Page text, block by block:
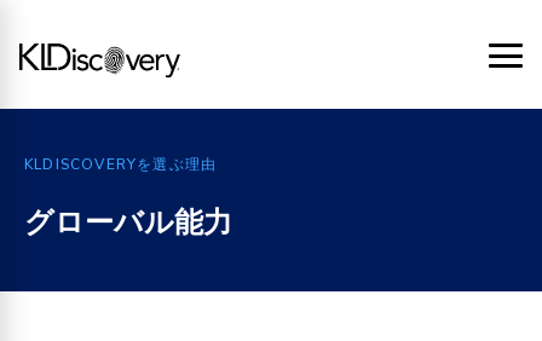
KLDISCOVERYを選ぶ理由
グローバル能力